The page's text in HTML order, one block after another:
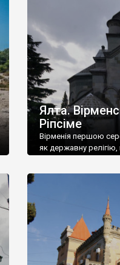
називаються
виробляє відмінне
легке біле і дуже […]
Ялта.
Ріпсіме
Вірменія першою
як державну релігію,